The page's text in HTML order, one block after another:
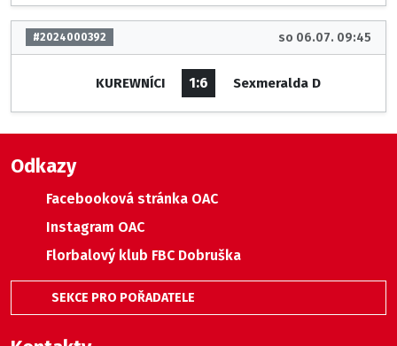
#2024000392 so 06.07. 09:45
KUREWNÍCI 1:6 Sexmeralda D
Odkazy
Facebooková stránka OAC
Instagram OAC
Florbalový klub FBC Dobruška
SEKCE PRO POŘADATELE